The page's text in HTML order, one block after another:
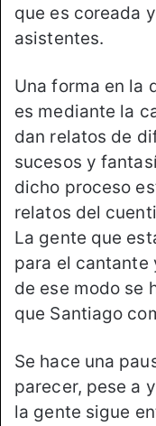
que es coreada
asistentes.
Una forma en la
es mediante la
dan relatos de
sucesos y
dicho proceso
relatos del
La gente que
para el cantante
de ese modo se
que Santiago
Se hace una
parecer, pese a
la gente sigue